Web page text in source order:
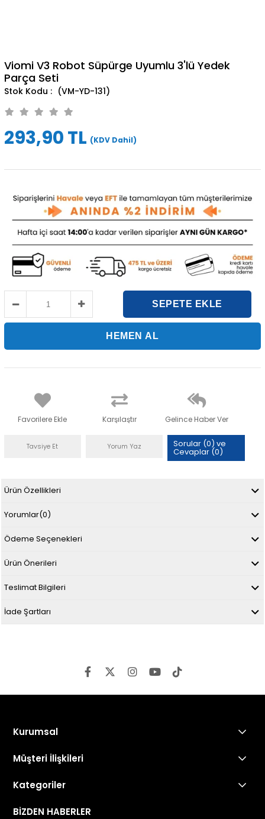
Viomi V3 Robot Süpürge Uyumlu 3'lü Yedek
Parça Seti
(VM-YD-131)
293,90 TL (KDV Dahil)
Favorilere Ekle Karşılaştır Gelince Haber Ver
Tavsiye Et Yorum Yaz Sorular (0) ve
Cevaplar (0)
Ürün Özellikleri
Yorumlar(0)
Ödeme Seçenekleri
Ürün Önerileri
Teslimat Bilgileri
İade Şartları
Kurumsal
Müşteri İlişkileri
Kategoriler
BİZDEN HABERLER